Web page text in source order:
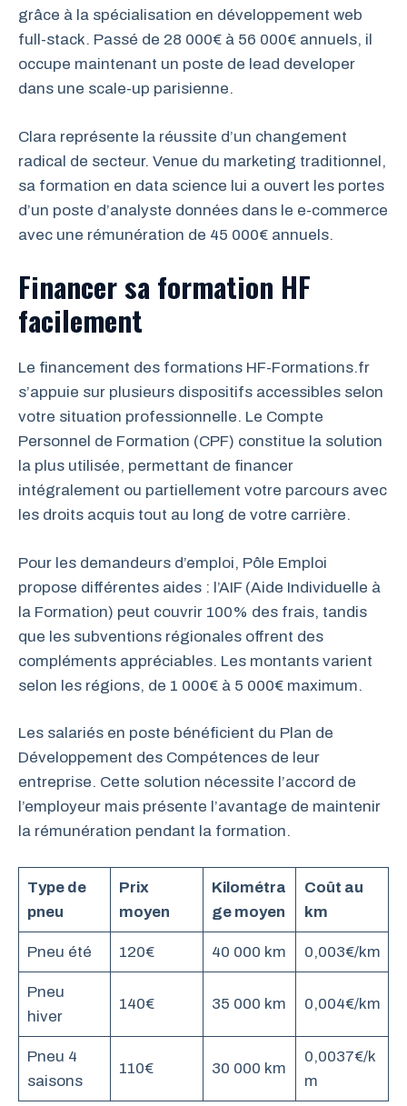
grâce à la spécialisation en développement web
full-stack. Passé de 28 000€ à 56 000€ annuels, il
occupe maintenant un poste de lead developer
dans une scale-up parisienne.
Clara représente la réussite d’un changement
radical de secteur. Venue du marketing traditionnel,
sa formation en data science lui a ouvert les portes
d’un poste d’analyste données dans le e-commerce
avec une rémunération de 45 000€ annuels.
Financer sa formation HF
facilement
Le financement des formations HF-Formations.fr
s’appuie sur plusieurs dispositifs accessibles selon
votre situation professionnelle. Le Compte
Personnel de Formation (CPF) constitue la solution
la plus utilisée, permettant de financer
intégralement ou partiellement votre parcours avec
les droits acquis tout au long de votre carrière.
Pour les demandeurs d’emploi, Pôle Emploi
propose différentes aides : l’AIF (Aide Individuelle à
la Formation) peut couvrir 100% des frais, tandis
que les subventions régionales offrent des
compléments appréciables. Les montants varient
selon les régions, de 1 000€ à 5 000€ maximum.
Les salariés en poste bénéficient du Plan de
Développement des Compétences de leur
entreprise. Cette solution nécessite l’accord de
l’employeur mais présente l’avantage de maintenir
la rémunération pendant la formation.
Type de
pneu
Prix
moyen
Kilométra
ge moyen
Coût au
km
Pneu été 120€ 40 000 km 0,003€/km
Pneu
hiver
140€ 35 000 km 0,004€/km
Pneu 4
saisons
110€ 30 000 km
0,0037€/k
m